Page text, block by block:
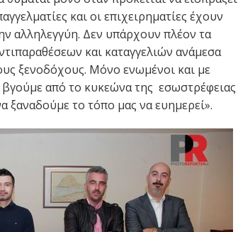
και οι επιχειρηματίες έχουν
αλληλεγγύη. Δεν υπάρχουν πλέον τα
και καταγγελιών ανάμεσα
ξενοδόχους. Μόνο ενωμένοι και με
από το κυκεώνα της εσωστρέφειας
ξαναδούμε το τόπο μας να ευημερεί».